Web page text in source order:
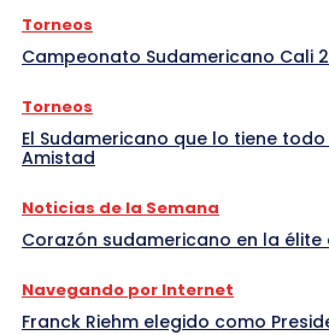
Torneos
Campeonato Sudamericano Cali
Torneos
El Sudamericano que lo tiene
Amistad
Noticias de la Semana
Corazón sudamericano en la élite
Navegando por Internet
Franck Riehm elegido como